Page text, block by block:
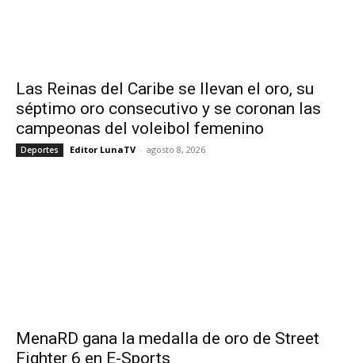
Las Reinas del Caribe se llevan el oro, su
séptimo oro consecutivo y se coronan las
campeonas del voleibol femenino
Deportes Editor LunaTV - agosto 8, 2026
MenaRD gana la medalla de oro de Street
Fighter 6 en E-Sports